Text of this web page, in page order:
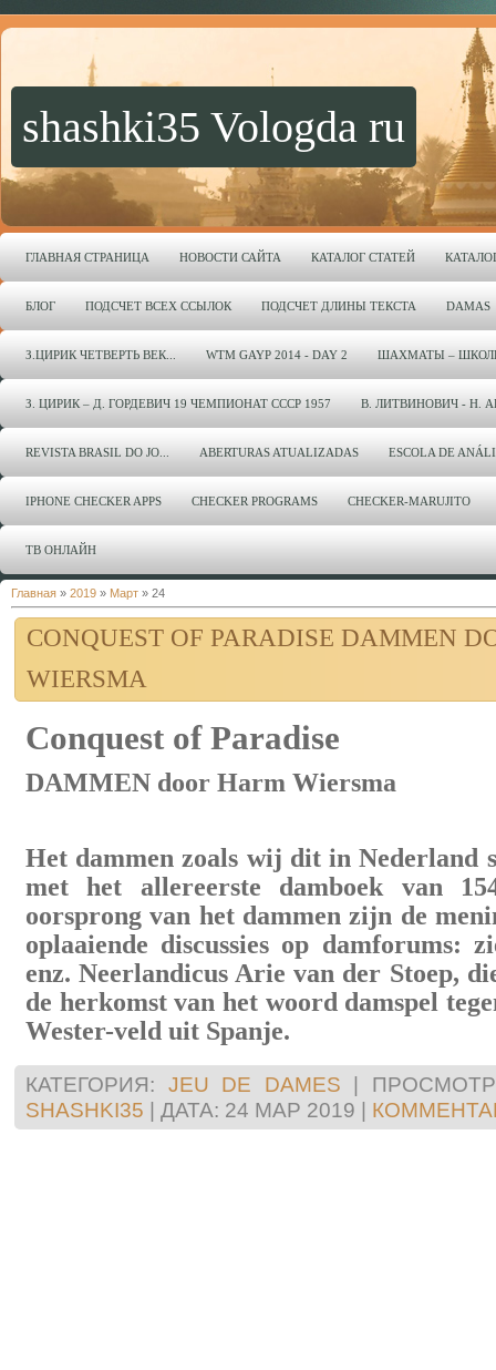
shashki35 Vologda ru
ГЛАВНАЯ СТРАНИЦА НОВОСТИ САЙТА КАТАЛОГ СТАТЕЙ
БЛОГ ПОДСЧЕТ ВСЕХ ССЫЛОК ПОДСЧЕТ ДЛИНЫ ТЕКСТА DAMAS
З.ЦИРИК ЧЕТВЕРТЬ ВЕК... WTM GAYP 2014 - DAY 2 ШАХМАТЫ –
З. ЦИРИК – Д. ГОРДЕВИЧ 19 ЧЕМПИОНАТ СССР 1957 В. ЛИТВИНОВИЧ - Н.
REVISTA BRASIL DO JO... ABERTURAS ATUALIZADAS ESCOLA DE
IPHONE CHECKER APPS CHECKER PROGRAMS CHECKER-MARUJITO
ТВ ОНЛАЙН
Главная » 2019 » Март » 24
CONQUEST OF PARADISE DAMMEN
WIERSMA
Conquest of Paradise
DAMMEN door Harm Wiersma
Het dammen zoals wij dit in Nederland
met het allereerste damboek van
oorsprong van het dammen zijn de
oplaaiende discussies op damforums:
enz. Neerlandicus Arie van der Stoep,
de herkomst van het woord damspel
Wester-veld uit Spanje.
КАТЕГОРИЯ: JEU DE DAMES |
SHASHKI35 | ДАТА: 24 МАР 2019 |